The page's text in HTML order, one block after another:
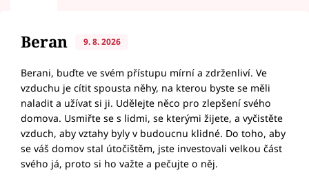
Beran 9. 8. 2026
Berani, buďte ve svém přístupu mírní a zdrženliví. Ve
vzduchu je cítit spousta něhy, na kterou byste se měli
naladit a užívat si ji. Udělejte něco pro zlepšení svého
domova. Usmiřte se s lidmi, se kterými žijete, a vyčistěte
vzduch, aby vztahy byly v budoucnu klidné. Do toho, aby
se váš domov stal útočištěm, jste investovali velkou část
svého já, proto si ho važte a pečujte o něj.